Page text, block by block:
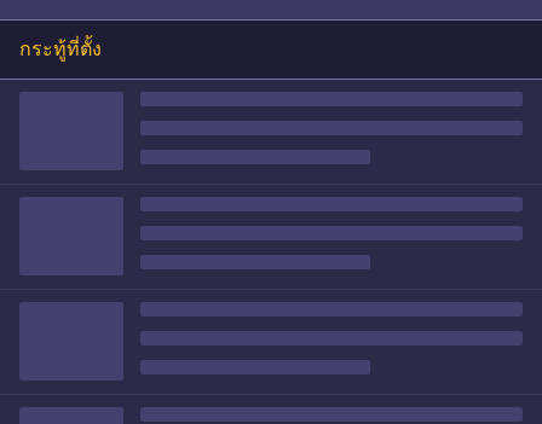
กระทู้ที่ตั้ง